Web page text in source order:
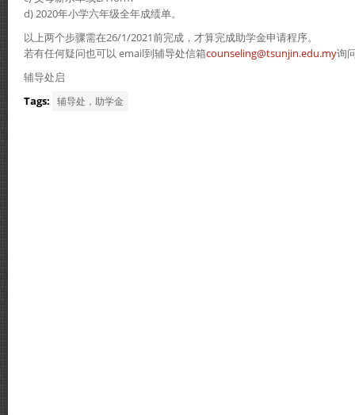
d) 2020年小学六年级全年成绩单。
以上两个步骤需在26/1/2021前完成，才算完成助学金申请程序。
若有任何疑问也可以 email到辅导处信箱counseling@tsunjin.edu.my询
辅导处启
Tags: 辅导处，助学金